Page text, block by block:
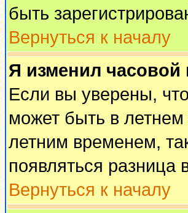
быть
Вернуться к началу
Я изменил часовой
Если вы уверены,
может быть в
летним временем,
появляться
Вернуться к началу